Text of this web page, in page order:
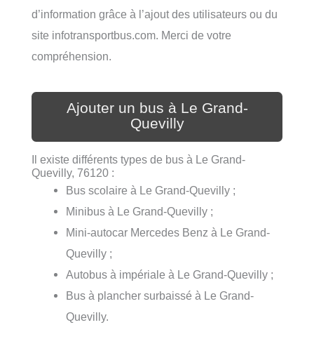
d’information grâce à l’ajout des utilisateurs ou du
site infotransportbus.com. Merci de votre
compréhension.
Ajouter un bus à Le Grand-
Quevilly
Il existe différents types de bus à Le Grand-
Quevilly, 76120 :
Bus scolaire à Le Grand-Quevilly ;
Minibus à Le Grand-Quevilly ;
Mini-autocar Mercedes Benz à Le Grand-
Quevilly ;
Autobus à impériale à Le Grand-Quevilly ;
Bus à plancher surbaissé à Le Grand-
Quevilly.